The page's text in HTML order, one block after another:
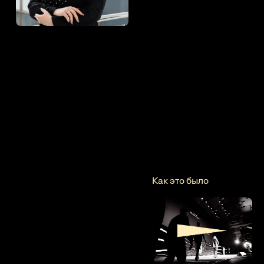
Как это было